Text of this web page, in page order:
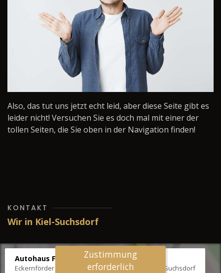
Also, das tut uns jetzt echt leid, aber diese Seite gibt es
leider nicht! Versuchen Sie es doch mal mit einer der
tollen Seiten, die Sie oben in der Navigation finden!
KONTAKT
Wir in Kiel-Suchsdorf
Autohaus Fräter
Eckernförder Str. /Klausbrooker Weg 1, 24107 Kiel-Suchsdorf
Zustimmung
erforderlich